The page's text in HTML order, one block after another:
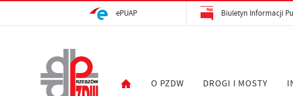
ePUAP Biuletyn Informacji
O PZDW DROGI I MOSTY